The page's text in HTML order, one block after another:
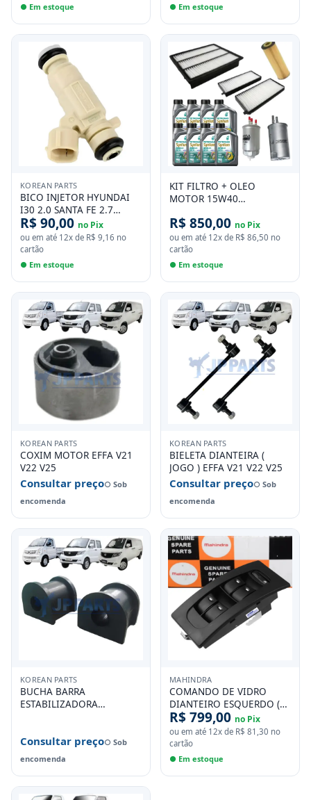
● Em estoque
● Em estoque
KOREAN PARTS
BICO INJETOR HYUNDAI
I30 2.0 SANTA FE 2.7
TUCSON 2.0 KIA
SPORTAGE 2.0
R$ 90,00 no Pix
ou em até 12x de R$ 9,16 no
cartão
● Em estoque
KIT FILTRO + OLEO
MOTOR 15W40
KYRON DIESEL - ( FILTRO
COMBUSTIVEL 3 VIAS)
R$ 850,00 no Pix
ou em até 12x de R$ 86,50 no
cartão
● Em estoque
KOREAN PARTS
COXIM MOTOR EFFA V21
V22 V25
Consultar preço○ Sob
encomenda
KOREAN PARTS
BIELETA DIANTEIRA (
JOGO ) EFFA V21 V22 V25
Consultar preço○ Sob
encomenda
KOREAN PARTS
BUCHA BARRA
ESTABILIZADORA
Consultar preço○ Sob
encomenda
MAHINDRA
COMANDO DE VIDRO
DIANTEIRO ESQUERDO (
MOTORISTA ) MAHINDRA
PICK-UP 2.2 PICK-UP 2.6
SUV 2.2 SUV 2.6 DIESEL
R$ 799,00 no Pix
ou em até 12x de R$ 81,30 no
cartão
● Em estoque